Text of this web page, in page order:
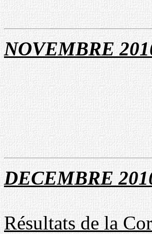
NOVEMBRE 201
DECEMBRE201
Résultats de la